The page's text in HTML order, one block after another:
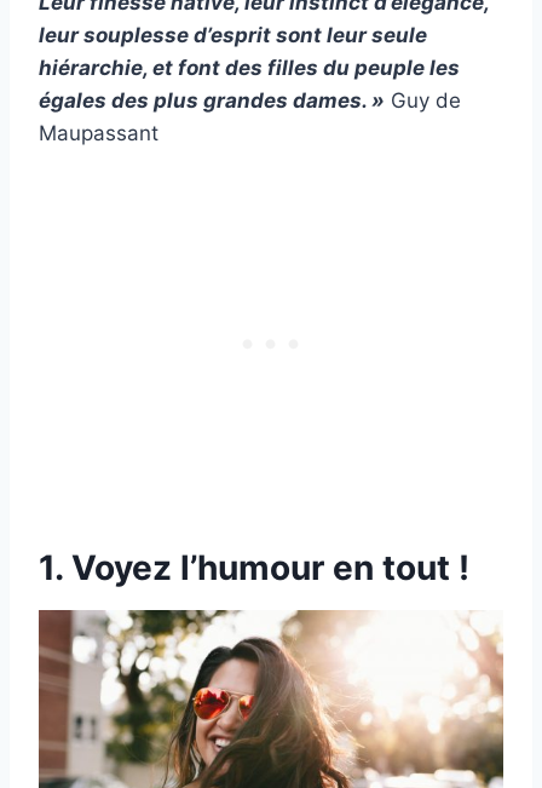
leur souplesse d’esprit sont leur seule
hiérarchie, et font des filles du peuple les
égales des plus grandes dames. » Guy de
Maupassant
1. Voyez l’humour en tout !